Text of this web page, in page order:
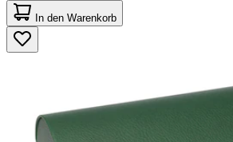
von
5
Sternen.
45
In den Warenkorb